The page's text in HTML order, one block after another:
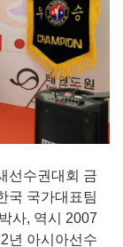
선수권대회 금
국 국가대표팀
사, 역시 2007
년 아시아선수